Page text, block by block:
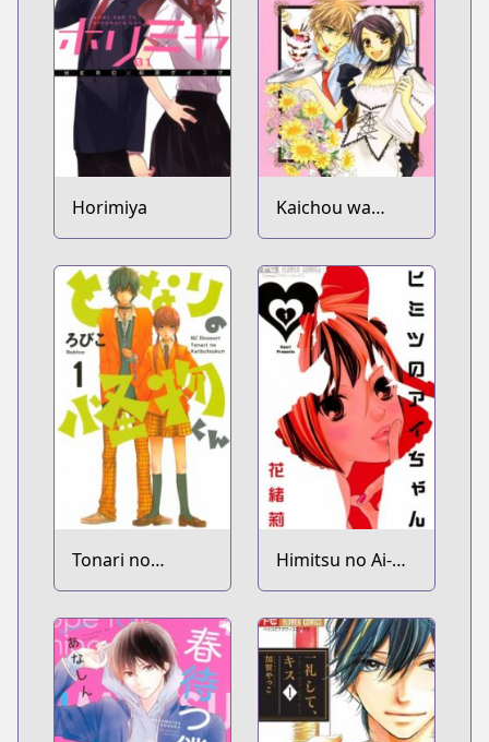
Horimiya
Kaichou wa
Maid-sama!
Tonari no
Kaibutsu-kun
Himitsu no Ai-
chan